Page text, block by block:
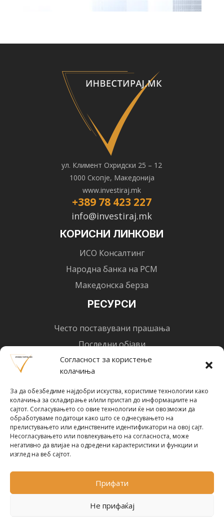
Согласност за користење
колачиња
За да обезбедиме најдобри искуства, користиме технологии како
колачиња за складирање и/или пристап до информациите на
сајтот. Согласувањето со овие технологии ќе ни овозможи да
обработуваме податоци како што се однесувањето на
прелистувањето или единствените идентификатори на овој сајт.
Несогласувањето или повлекувањето на согласноста, може
негативно да влијае на одредени карактеристики и функции и
изглед на веб сајтот.
Прифати
Не прифаќај
ул. Климент Охридски 25 – 12
1000 Скопје, Македонија
www.investiraj.mk
+389 78 423 227
info@investiraj.mk
КОРИСНИ ЛИНКОВИ
ИСО Консалтинг
Народна банка на РСМ
Македонска берза
РЕСУРСИ
Често поставувани прашања
Последни објави
Најнови вести
Почни со инвестирање
Претплати се за новости
ПРЕТПЛАТИ СЕ !